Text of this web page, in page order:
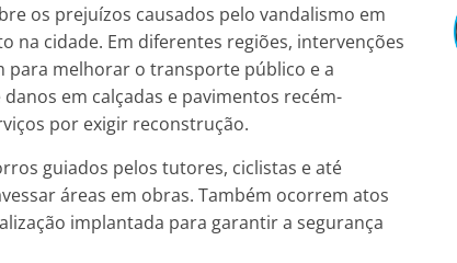
os prejuízos causados pelo vandalismo em
na cidade. Em diferentes regiões, intervenções
para melhorar o transporte público e a
em calçadas e pavimentos recém-
por exigir reconstrução.
guiados pelos tutores, ciclistas e até
áreas em obras. Também ocorrem atos
implantada para garantir a segurança